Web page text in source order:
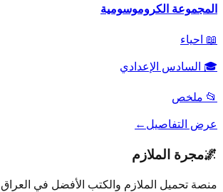
المجموعة الكروموسومية
📖 احياء
🎓 السادس الإعدادي
📂 ملخص
عرض التفاصيل←
🌌مجرة الملازم
منصة تحميل الملازم والكتب الأفضل في العراق